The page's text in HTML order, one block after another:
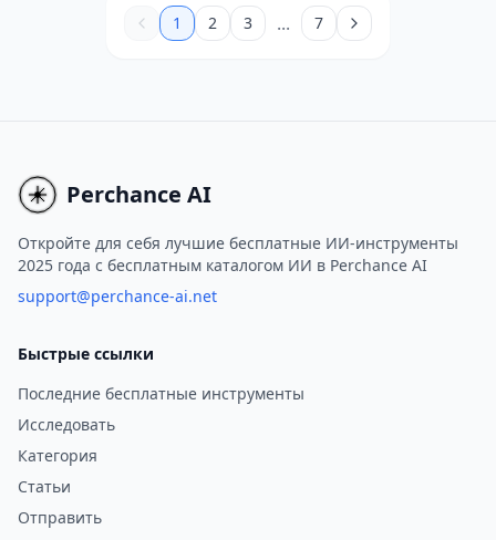
1 2 3 ... 7
Perchance AI
Откройте для себя лучшие бесплатные ИИ-инструменты
2025 года с бесплатным каталогом ИИ в Perchance AI
support@perchance-ai.net
Быстрые ссылки
Последние бесплатные инструменты
Исследовать
Категория
Статьи
Отправить